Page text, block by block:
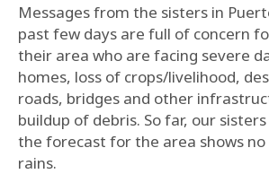
Messages from the sisters in
past few days are full of concern
their area who are facing severe
homes, loss of crops/livelihood,
roads, bridges and other
buildup of debris. So far, our
the forecast for the area shows
rains.